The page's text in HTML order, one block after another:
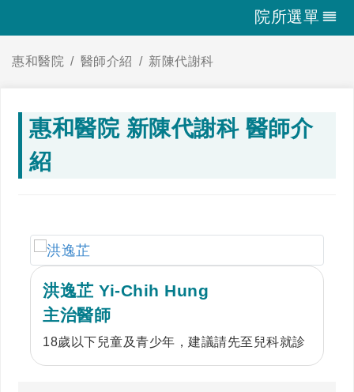
院所選單
惠和醫院 醫師介紹 新陳代謝科
惠和醫院 新陳代謝科 醫師介
紹
洪逸芷 Yi-Chih Hung
主治醫師
18歲以下兒童及青少年，建議請先至兒科就診